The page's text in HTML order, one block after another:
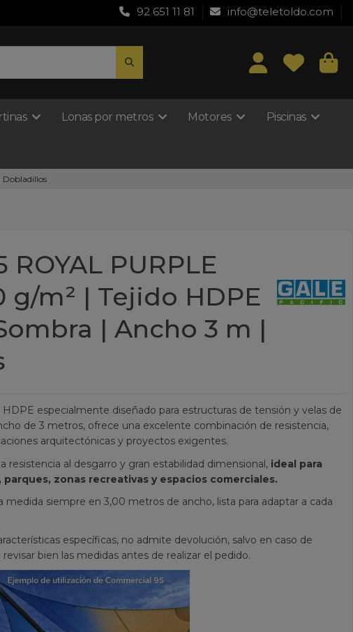
92 651 11 81 info@teletoldo.com
Lonas por metros Motores Piscinas
Dobladillos
PURPLE
g/m² | Tejido HDPE
| Ancho 3 m |
especialmente diseñado para estructuras de tensión y velas de
de 3 metros, ofrece una excelente combinación de resistencia,
arquitectónicas y proyectos exigentes.
resistencia al desgarro y gran estabilidad dimensional, ideal para
zonas recreativas y espacios comerciales.
medida siempre en 3,00 metros de ancho, lista para adaptar a cada
específicas, no admite devolución, salvo en caso de
bien las medidas antes de realizar el pedido.